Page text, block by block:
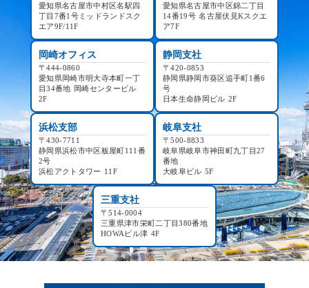
愛知県名古屋市中村区名駅四
丁目7番1号ミッドランドスク
エア9F/11F
愛知県名古屋市中区錦二丁目
14番19号 名古屋伏見Kスクエ
ア7F
岡崎オフィス
〒444-0860
愛知県岡崎市明大寺本町一丁
目34番地 岡崎センタービル
2F
静岡支社
〒420-0853
静岡県静岡市葵区追手町1番6
号
日本生命静岡ビル 2F
浜松支部
〒430-7711
静岡県浜松市中区板屋町111番
2号
浜松アクトタワー 11F
岐阜支社
〒500-8833
岐阜県岐阜市神田町九丁目27
番地
大岐阜ビル 5F
三重支社
〒514-0004
三重県津市栄町二丁目380番地
HOWAビル津 4F